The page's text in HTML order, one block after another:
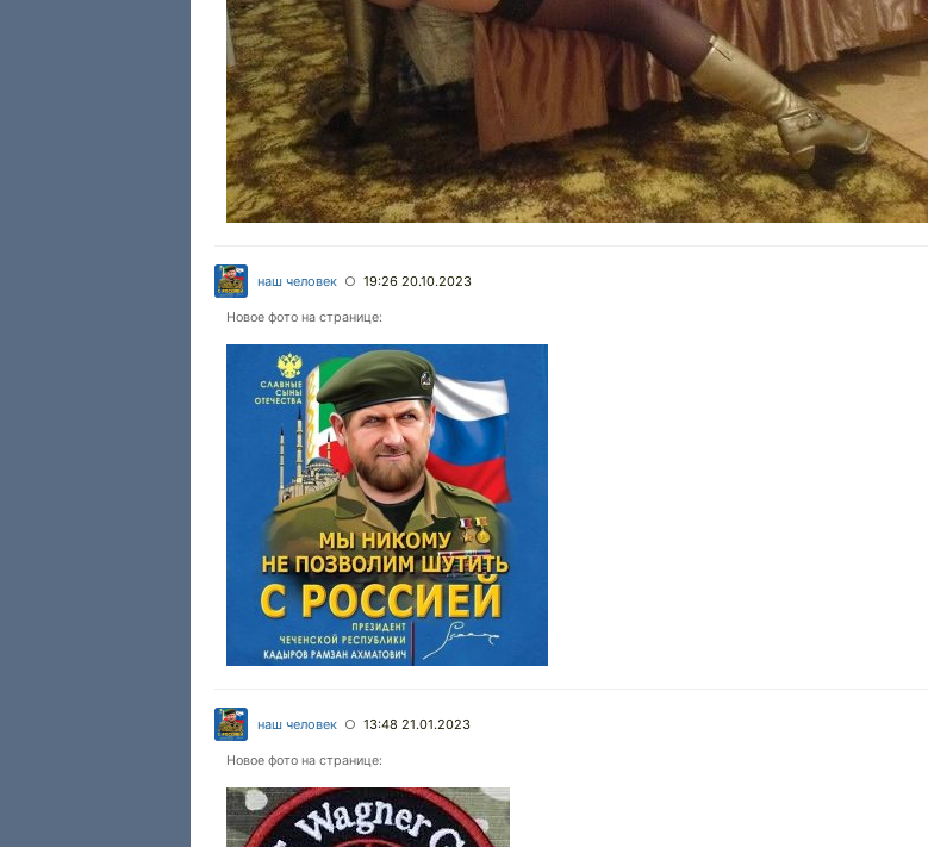
наш человек ○ 19:26 20.10.2023
Новое фото на странице:
наш человек ○ 13:48 21.01.2023
Новое фото на странице: